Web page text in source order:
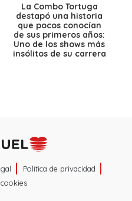
La Combo Tortuga
destapó una historia
que pocos conocían
de sus primeros años:
Uno de los shows más
insólitos de su carrera
Política de privacidad